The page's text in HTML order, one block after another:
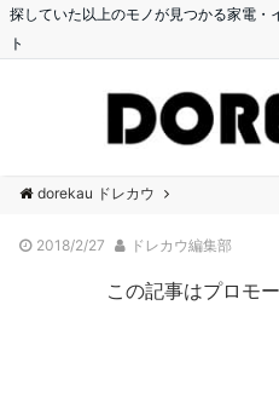
探していた以上のモノが見つかる家電・
ト
dorekau ドレカウ
2018/2/27 ドレカウ編集部
この記事はプロモ